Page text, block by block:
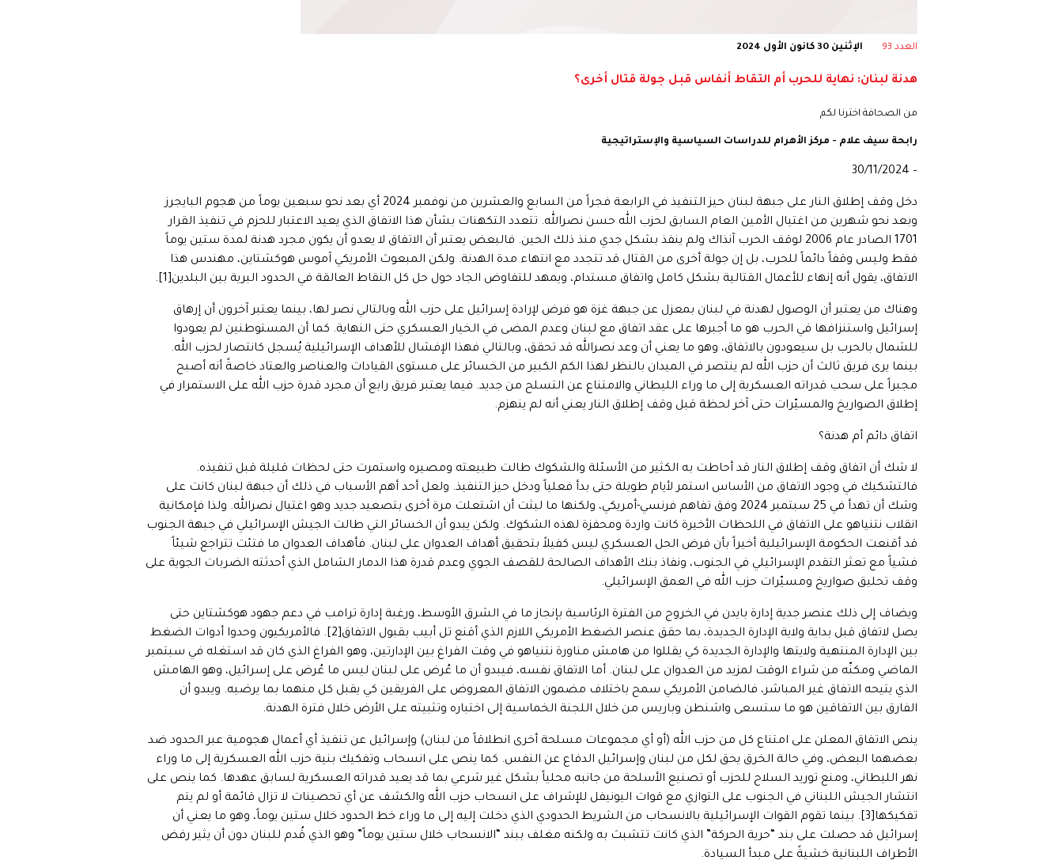
العدد 93 الإثنين 30 كانون الأول 2024
هدنة لبنان: نهاية للحرب أم التقاط أنفاس قبل جولة قتال أخرى؟
من الصحافة اخترنا لكم
رابحة سيف علام - مركز الأهرام للدراسات السياسية والإستراتيجية
– 30/11/2024
دخل وقف إطلاق النار على جبهة لبنان حيز التنفيذ في الرابعة فجراً من السابع والعشرين من نوفمبر 2024 أي بعد نحو سبعين يوماً من هجوم البايجرز
وبعد نحو شهرين من اغتيال الأمين العام السابق لحزب الله حسن نصرالله. تتعدد التكهنات بشأن هذا الاتفاق الذي يعيد الاعتبار للحزم في تنفيذ القرار
1701 الصادر عام 2006 لوقف الحرب آنذاك ولم ينفذ بشكل جدي منذ ذلك الحين. فالبعض يعتبر أن الاتفاق لا يعدو أن يكون مجرد هدنة لمدة ستين يوماً
فقط وليس وقفاً دائماً للحرب، بل إن جولة أخرى من القتال قد تتجدد مع انتهاء مدة الهدنة. ولكن المبعوث الأمريكي آموس هوكشتاين، مهندس هذا
الاتفاق، يقول أنه إنهاء للأعمال القتالية بشكل كامل واتفاق مستدام، ويمهد للتفاوض الجاد حول حل كل النقاط العالقة في الحدود البرية بين البلدين[1].
وهناك من يعتبر أن الوصول لهدنة في لبنان بمعزل عن جبهة غزة هو فرض لإرادة إسرائيل على حزب الله وبالتالي نصر لها، بينما يعتبر آخرون أن إرهاق
إسرائيل واستنزافها في الحرب هو ما أجبرها على عقد اتفاق مع لبنان وعدم المضى في الخيار العسكري حتى النهاية. كما أن المستوطنين لم يعودوا
للشمال بالحرب بل سيعودون بالاتفاق، وهو ما يعني أن وعد نصرالله قد تحقق، وبالتالي فهذا الإفشال للأهداف الإسرائيلية يُسجل كانتصار لحزب الله.
بينما يرى فريق ثالث أن حزب الله لم ينتصر في الميدان بالنظر لهذا الكم الكبير من الخسائر على مستوى القيادات والعناصر والعتاد خاصةً أنه أصبح
مجبراً على سحب قدراته العسكرية إلى ما وراء الليطاني والامتناع عن التسلح من جديد. فيما يعتبر فريق رابع أن مجرد قدرة حزب الله على الاستمرار في
إطلاق الصواريخ والمسيّرات حتى آخر لحظة قبل وقف إطلاق النار يعني أنه لم ينهزم.
اتفاق دائم أم هدنة؟
لا شك أن اتفاق وقف إطلاق النار قد أحاطت به الكثير من الأسئلة والشكوك طالت طبيعته ومصيره واستمرت حتى لحظات قليلة قبل تنفيذه.
فالتشكيك في وجود الاتفاق من الأساس استمر لأيام طويلة حتى بدأ فعلياً ودخل حيز التنفيذ. ولعل أحد أهم الأسباب في ذلك أن جبهة لبنان كانت على
وشك أن تهدأ في 25 سبتمبر 2024 وفق تفاهم فرنسي-أمريكي، ولكنها ما لبثت أن اشتعلت مرة أخرى بتصعيد جديد وهو اغتيال نصرالله. ولذا فإمكانية
انقلاب نتنياهو على الاتفاق في اللحظات الأخيرة كانت واردة ومحفزة لهذه الشكوك. ولكن يبدو أن الخسائر التي طالت الجيش الإسرائيلي في جبهة الجنوب
قد أقنعت الحكومة الإسرائيلية أخيراً بأن فرض الحل العسكري ليس كفيلاً بتحقيق أهداف العدوان على لبنان. فأهداف العدوان ما فتئت تتراجع شيئاً
فشياً مع تعثر التقدم الإسرائيلي في الجنوب، ونفاذ بنك الأهداف الصالحة للقصف الجوي وعدم قدرة هذا الدمار الشامل الذي أحدثته الضربات الجوية على
وقف تحليق صواريخ ومسيّرات حزب الله في العمق الإسرائيلي.
ويضاف إلى ذلك عنصر جدية إدارة بايدن في الخروج من الفترة الرئاسية بإنجاز ما في الشرق الأوسط، ورغبة إدارة ترامب في دعم جهود هوكشتاين حتى
يصل لاتفاق قبل بداية ولاية الإدارة الجديدة، بما حقق عنصر الضغط الأمريكي اللازم الذي أقنع تل أبيب بقبول الاتفاق[2]. فالأمريكيون وحدوا أدوات الضغط
بين الإدارة المنتهية ولايتها والإدارة الجديدة كي يقللوا من هامش مناورة نتنياهو في وقت الفراغ بين الإدارتين، وهو الفراغ الذي كان قد استغله في سبتمبر
الماضي ومكنّه من شراء الوقت لمزيد من العدوان على لبنان. أما الاتفاق نفسه، فيبدو أن ما عُرض على لبنان ليس ما عُرض على إسرائيل، وهو الهامش
الذي يتيحه الاتفاق غير المباشر، فالضامن الأمريكي سمح باختلاف مضمون الاتفاق المعروض على الفريقين كي يقبل كل منهما بما يرضيه. ويبدو أن
الفارق بين الاتفاقين هو ما ستسعى واشنطن وباريس من خلال اللجنة الخماسية إلى اختباره وتثبيته على الأرض خلال فترة الهدنة.
ينص الاتفاق المعلن على امتناع كل من حزب الله (أو أي مجموعات مسلحة أخرى انطلاقاً من لبنان) وإسرائيل عن تنفيذ أي أعمال هجومية عبر الحدود ضد
بعضهما البعض، وفي حالة الخرق يحق لكل من لبنان وإسرائيل الدفاع عن النفس. كما ينص على انسحاب وتفكيك بنية حزب الله العسكرية إلى ما وراء
نهر الليطاني، ومنع توريد السلاح للحزب أو تصنيع الأسلحة من جانبه محلياً بشكل غير شرعي بما قد يعيد قدراته العسكرية لسابق عهدها. كما ينص على
انتشار الجيش اللبناني في الجنوب على التوازي مع قوات اليونيفل للإشراف على انسحاب حزب الله والكشف عن أي تحصينات لا تزال قائمة أو لم يتم
تفكيكها[3]. بينما تقوم القوات الإسرائيلية بالانسحاب من الشريط الحدودي الذي دخلت إليه إلى ما وراء خط الحدود خلال ستين يوماً، وهو ما يعني أن
إسرائيل قد حصلت على بند “حرية الحركة” الذي كانت تتشبث به ولكنه مغلف ببند “الانسحاب خلال ستين يوماً” وهو الذي قُدم للبنان دون أن يثير رفض
الأطراف اللبنانية خشيةً على مبدأ السيادة.